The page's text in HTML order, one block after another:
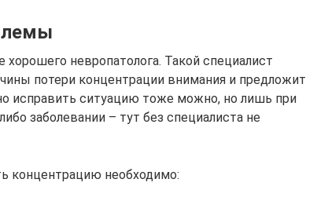
невропатолога. Такой специалист
потери концентрации внимания и предложит
исправить ситуацию тоже можно, но лишь при
заболевании – тут без специалиста не
концентрацию необходимо: